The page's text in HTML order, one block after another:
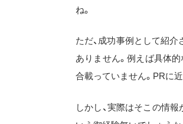
ね。
ただ、成功事例として紹
ありません。例えば具体
合載っていません。PRに
しかし、実際はそこの情